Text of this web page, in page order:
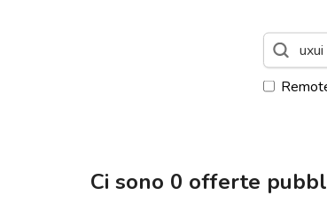
Ci sono 0 offerte